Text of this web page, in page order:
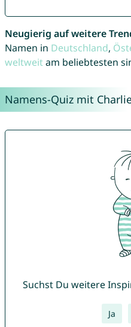
Neugierig auf weitere
Namen in Deutschland,
weltweitam beliebtesten
Namens-Quiz mit
Suchst Du weitere
Ja